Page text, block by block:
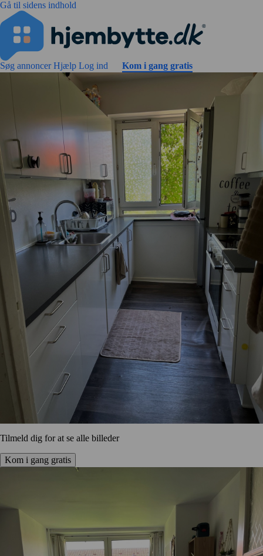
Gå til sidens indhold
Søg annoncerHjælp Log ind Kom i gang gratis
Tilmeld dig for at se alle billeder
Kom i gang gratis